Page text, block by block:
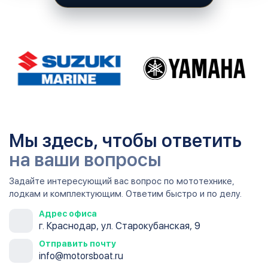
Мы здесь, чтобы ответить
на ваши вопросы
Задайте интересующий вас вопрос по мототехнике,
лодкам и комплектующим. Ответим быстро и по делу.
Адрес офиса
г. Краснодар, ул. Старокубанская, 9
Отправить почту
info@motorsboat.ru